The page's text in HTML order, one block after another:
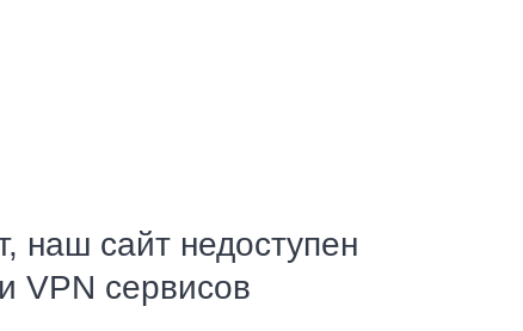
наш сайт недоступен
VPN сервисов